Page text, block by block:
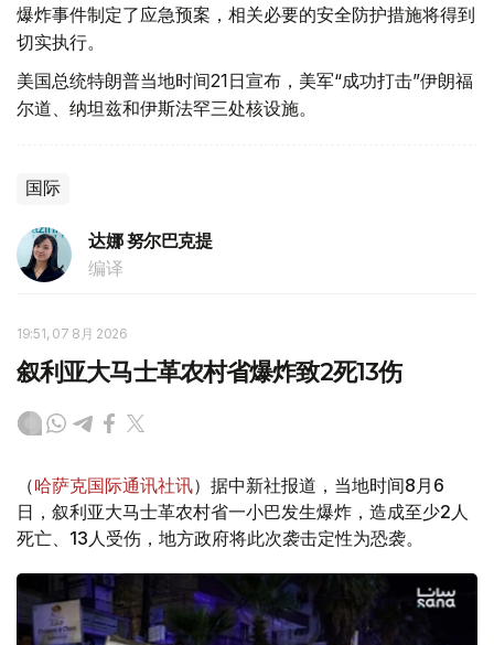
爆炸事件制定了应急预案，相关必要的安全防护措施将得到
切实执行。
美国总统特朗普当地时间21日宣布，美军“成功打击”伊朗福
尔道、纳坦兹和伊斯法罕三处核设施。
国际
达娜 努尔巴克提
编译
19:51, 07 8月 2026
叙利亚大马士革农村省爆炸致2死13伤
（哈萨克国际通讯社讯）据中新社报道，当地时间8月6
日，叙利亚大马士革农村省一小巴发生爆炸，造成至少2人
死亡、13人受伤，地方政府将此次袭击定性为恐袭。